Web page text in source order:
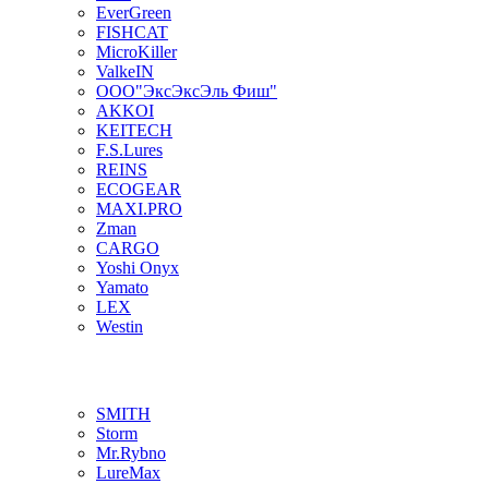
EverGreen
FISHCAT
MicroKiller
ValkeIN
ООО"ЭксЭксЭль Фиш"
AKKOI
KEITECH
F.S.Lures
REINS
ECOGEAR
MAXI.PRO
Zman
CARGO
Yoshi Onyx
Yamato
LEX
Westin
SMITH
Storm
Mr.Rybno
LureMax